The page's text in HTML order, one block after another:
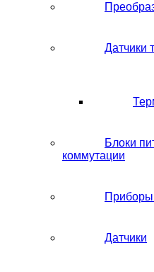
Датчики
Блоки
коммутации
Приборы
Датчики